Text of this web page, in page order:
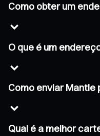
Como obter um
O que é um
Como enviar
Qual é a melhor